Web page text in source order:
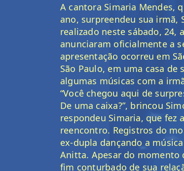
A cantora Simaria Mendes,
ano, surpreendeu sua irmã,
realizado neste sábado, 24,
anunciaram oficialmente a
apresentação ocorreu em
São Paulo, em uma casa de
algumas músicas com a
“Você chegou aqui de
De uma caixa?”, brincou
respondeu Simaria, que fez
reencontro. Registros do
ex-dupla dançando a
Anitta. Apesar do momento
fim conturbado de sua